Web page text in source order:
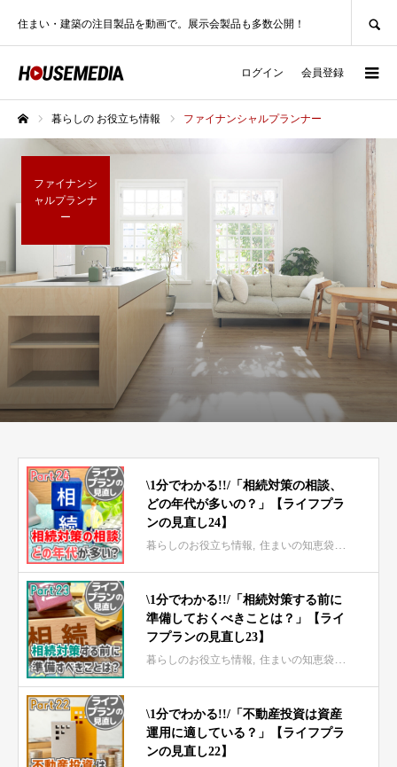
住まい・建築の注目製品を動画で。展示会製品も多数公開！
ログイン 会員登録
暮らしの お役立ち情報 ファイナンシャルプランナー
ファイナンシ
ャルプランナ
ー
\1分でわかる!!/「相続対策の相談、
どの年代が多いの？」【ライフプラ
ンの見直し24】
暮らしのお役立ち情報 住まいの知恵袋 mini
\1分でわかる!!/「相続対策する前に
準備しておくべきことは？」【ライ
フプランの見直し23】
暮らしのお役立ち情報 住まいの知恵袋 mini
\1分でわかる!!/「不動産投資は資産
運用に適している？」【ライフプラ
ンの見直し22】